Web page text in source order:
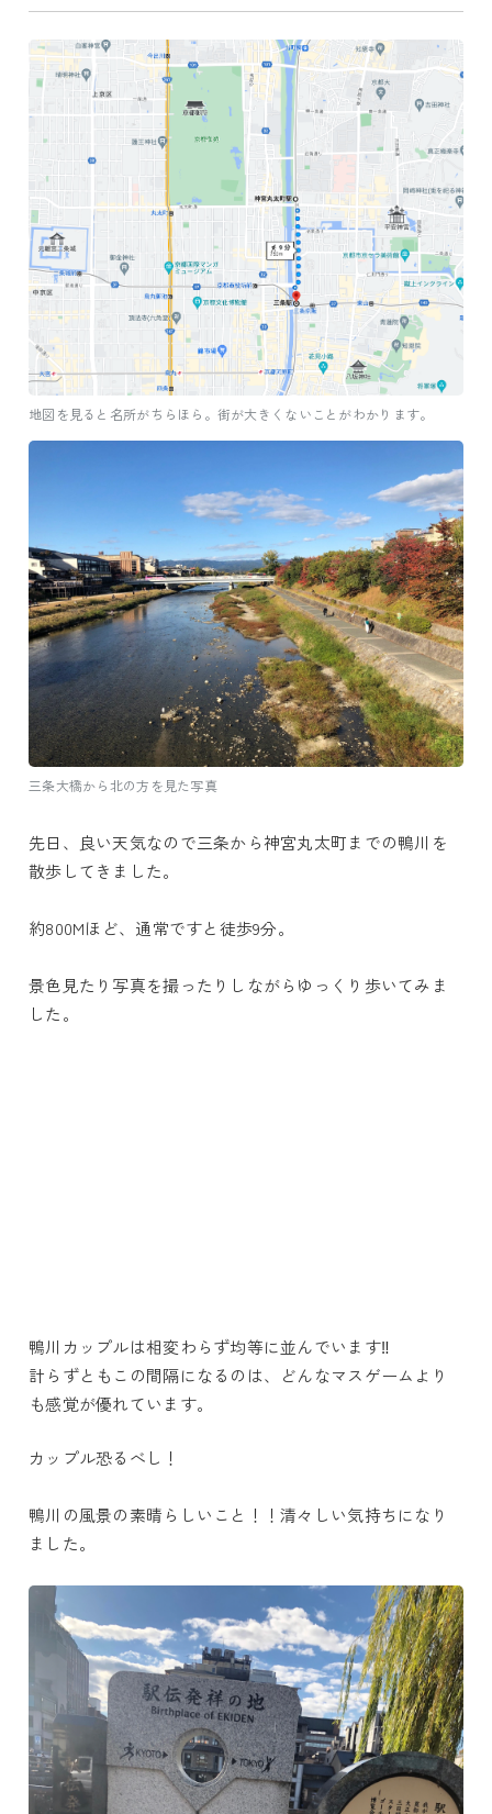
地図を見ると名所がちらほら。街が大きくないことがわかります。
三条大橋から北の方を見た写真
先日、良い天気なので三条から神宮丸太町までの鴨川を
散歩してきました。
約800Mほど、通常ですと徒歩9分。
景色見たり写真を撮ったりしながらゆっくり歩いてみま
した。
鴨川カップルは相変わらず均等に並んでいます‼
計らずともこの間隔になるのは、どんなマスゲームより
も感覚が優れています。
カップル恐るべし！
鴨川の風景の素晴らしいこと！！清々しい気持ちになり
ました。